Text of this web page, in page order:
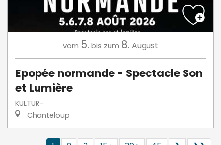
vom 5. bis zum 8. August
Epopée normande - Spectacle Son
et Lumière
KULTUR-
Chanteloup